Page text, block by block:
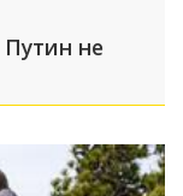
не